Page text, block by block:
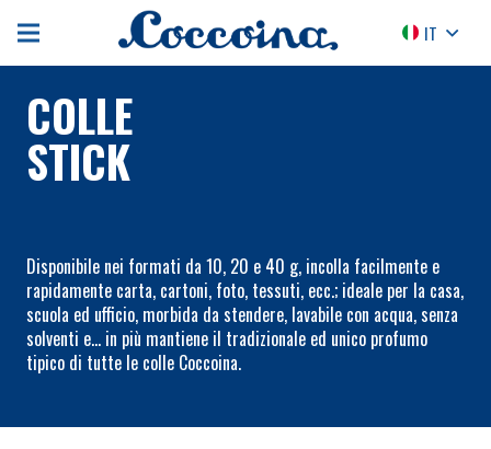
IT
COLLE
STICK
Disponibile nei formati da 10, 20 e 40 g, incolla facilmente e
rapidamente carta, cartoni, foto, tessuti, ecc.; ideale per la casa,
scuola ed ufficio, morbida da stendere, lavabile con acqua, senza
solventi e… in più mantiene il tradizionale ed unico profumo
tipico di tutte le colle Coccoina.